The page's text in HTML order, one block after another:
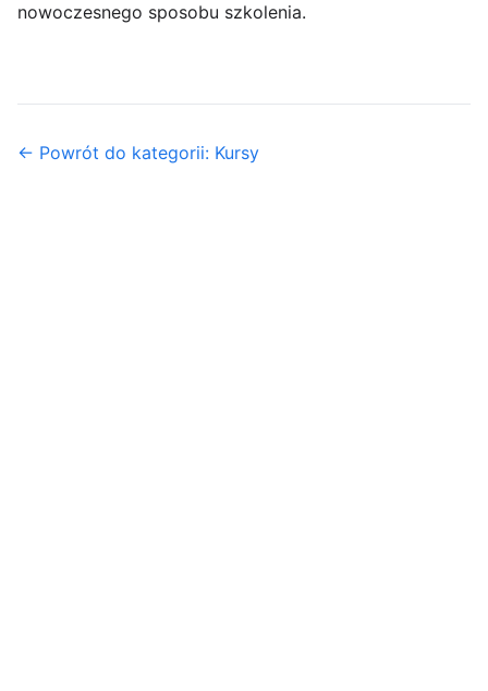
nowoczesnego sposobu szkolenia.
← Powrót do kategorii: Kursy